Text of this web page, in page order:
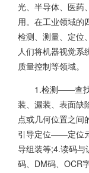
光、半导体、医药
用。在工业领域的
检测、测量、定位
人们将机器视觉系
质量控制等领域。
1.检测——查找
装、漏装、表面
点或几何位置之间
引导定位——定位
导组装等;4.读码
码、DM码、OCR字